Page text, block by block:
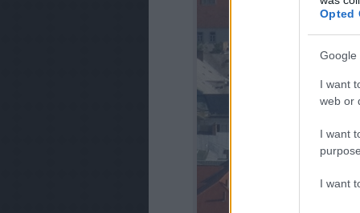
Opted
Google
I want
web or
I want
I want